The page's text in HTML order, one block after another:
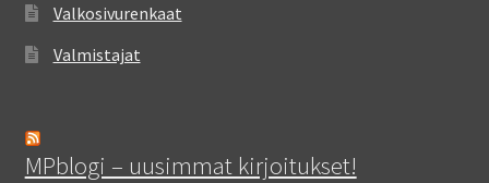
Valkosivurenkaat
Valmistajat
MPblogi – uusimmat kirjoitukset!